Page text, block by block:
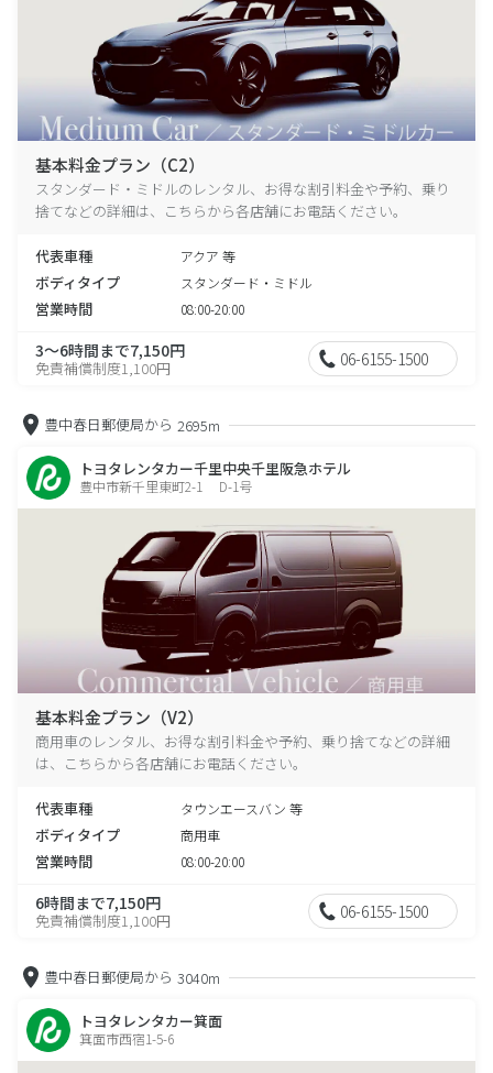
基本料金プラン（C2）
スタンダード・ミドルのレンタル、お得な割引料金や予約、乗り
捨てなどの詳細は、こちらから各店舗にお電話ください。
代表車種 アクア 等
ボディタイプ スタンダード・ミドル
営業時間 08:00-20:00
3～6時間まで7,150円
免責補償制度1,100円 06-6155-1500
豊中春日郵便局から 2695m
トヨタレンタカー千里中央千里阪急ホテル
豊中市新千里東町2-1 D-1号
基本料金プラン（V2）
商用車のレンタル、お得な割引料金や予約、乗り捨てなどの詳細
は、こちらから各店舗にお電話ください。
代表車種 タウンエースバン 等
ボディタイプ 商用車
営業時間 08:00-20:00
6時間まで7,150円
免責補償制度1,100円 06-6155-1500
豊中春日郵便局から 3040m
トヨタレンタカー箕面
箕面市西宿1-5-6